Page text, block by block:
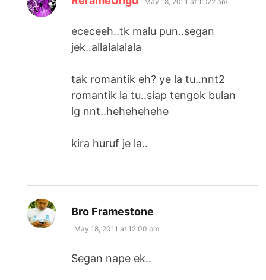
ececeeh..tk malu pun..segan
jek..allalalalala
tak romantik eh? ye la tu..nnt2
romantik la tu..siap tengok bulan
lg nnt..hehehehehe
kira huruf je la..
Bro Framestone
May 18, 2011 at 12:00 pm
Segan nape ek..